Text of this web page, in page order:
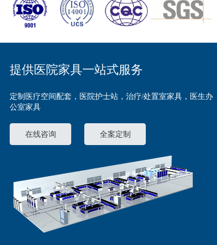
提供医院家具一站式服务
定制医疗空间配套，医院护士站，治疗/处置室家具，医生办
公室家具
在线咨询 全案定制